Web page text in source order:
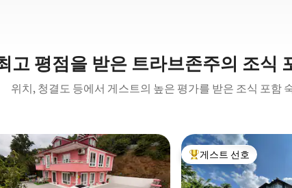
고 평점을 받은 트라브존주의 조식
위치, 청결도 등에서 게스트의 높은 평가를 받은 조식 포함
상위 게스트 선호
게스트 선호